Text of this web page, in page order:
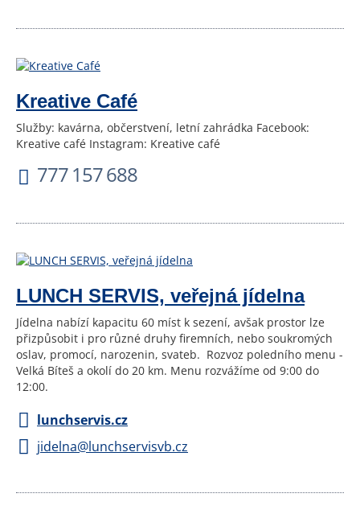
Kreative Café
Služby: kavárna, občerstvení, letní zahrádka Facebook:
Kreative café Instagram: Kreative café
777 157 688
LUNCH SERVIS, veřejná jídelna
Jídelna nabízí kapacitu 60 míst k sezení, avšak prostor lze
přizpůsobit i pro různé druhy firemních, nebo soukromých
oslav, promocí, narozenin, svateb. Rozvoz poledního menu -
Velká Bíteš a okolí do 20 km. Menu rozvážíme od 9:00 do
12:00.
lunchservis.cz
jidelna@lunchservisvb.cz